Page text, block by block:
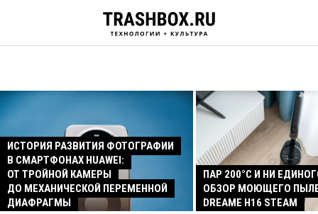
ИСТОРИЯ РАЗВИТИЯ ФОТОГРАФИИ
В СМАРТФОНАХ HUAWEI:
ОТ ТРОЙНОЙ КАМЕРЫ
ДО МЕХАНИЧЕСКОЙ ПЕРЕМЕННОЙ
ДИАФРАГМЫ
ПАР 200°C И НИ
ОБЗОР МОЮЩЕГО
DREAME H16 STEAM